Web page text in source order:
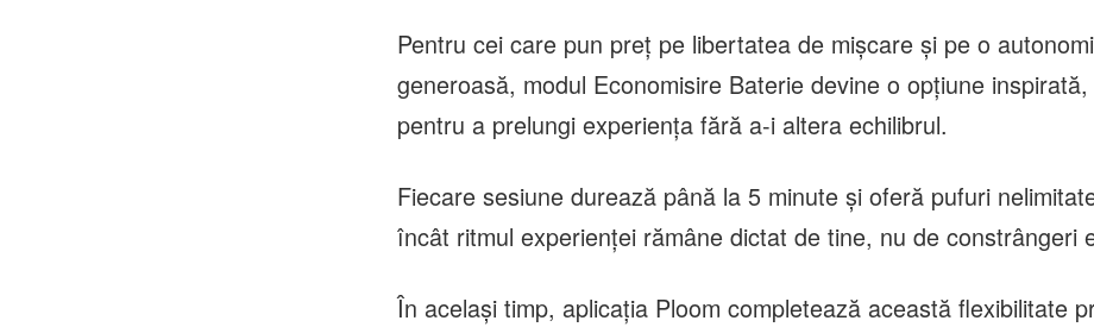
Pentru cei care pun preț pe libertatea de mișcare și pe o
generoasă, modul Economisire Baterie devine o opțiune
pentru a prelungi experiența fără a-i altera echilibrul.
Fiecare sesiune durează până la 5 minute și oferă pufuri
încât ritmul experienței rămâne dictat de tine, nu de constrângeri
În același timp, aplicația Ploom completează această flexibilitate